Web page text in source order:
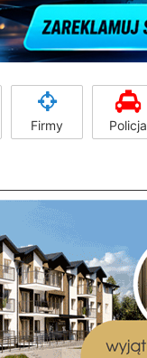
Firmy Policja